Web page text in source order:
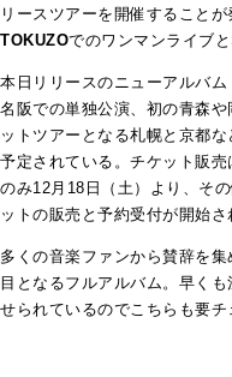
リースツアーを開催すること
TOKUZOでのワンマンライブ
本日リリースのニューアルバム
名阪での単独公演、初の青森や
ットツアーとなる札幌と京都
予定されている。チケット販
のみ12月18日（土）より、そ
ットの販売と予約受付が開始
多くの音楽ファンから賛辞を
目となるフルアルバム。早く
せられているのでこちらも要チ